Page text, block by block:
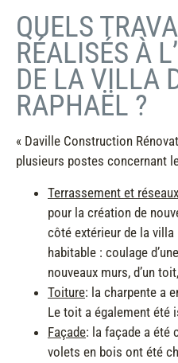
QUELS
RÉALISÉS À
DE LA VILLA
RAPHAËL ?
« Daville Construction
plusieurs postes concernant
Terrassement et
pour la création de
côté extérieur de la
habitable : coulage
nouveaux murs, d’un
Toiture: la charpente a
Le toit a également été
Façade: la façade a été
volets en bois ont été